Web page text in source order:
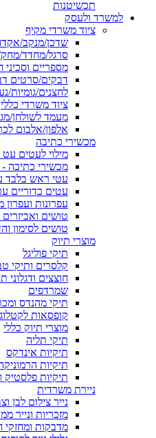
תכשיטנות
למשרד ולעסק
ציוד משרדי מקיף
שדכן/מנקב/
סרגל/מחדד/
מספריים וסכיני
דבקים/סרטים
לחצנים/גומיות/
ציוד משרדי כללי
מעמד לשולחן/
אלפון/אלבום
מכשירי כתיבה
מילוי לעטים
מכשירי כתיבה -
עטי ראש בלבד
עטים כדוריים
עפרונות ועפרון
טושים
טושים לסימון
מוצרי תיוק
תיקי פוליגל
קלסרים ותיקי
חוצצים ודגלוני
שמרדפים
תיקי מהנדס
קופסאות
מוצרי תיוק כללי
תיקי תליה
תיקיות אינדקס
תיקיות
תיקיות פלסטיק
ניירת משרדית
נייר צילום לבן
מזכריות ונייר
מדבקות ומחזקי